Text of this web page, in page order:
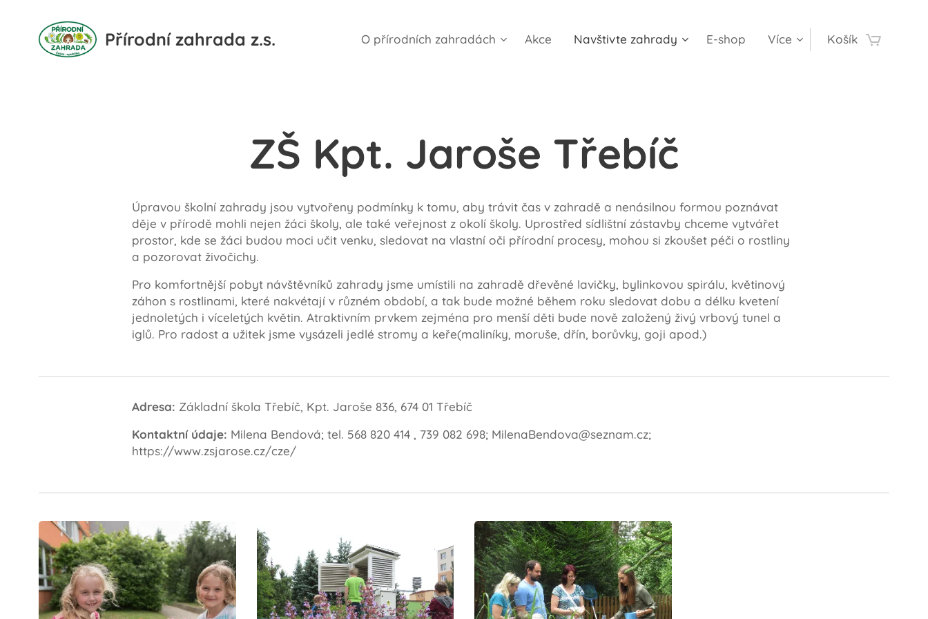
Přírodní zahrada z.s. O přírodních zahradách Akce Navštivte zahrady E-shop Více Košík
ZŠ Kpt. Jaroše Třebíč
Úpravou školní zahrady jsou vytvořeny podmínky k tomu, aby trávit čas v zahradě a nenásilnou formou poznávat
děje v přírodě mohli nejen žáci školy, ale také veřejnost z okolí školy. Uprostřed sídlištní zástavby chceme vytvářet
prostor, kde se žáci budou moci učit venku, sledovat na vlastní oči přírodní procesy, mohou si zkoušet péči o rostliny
a pozorovat živočichy.
Pro komfortnější pobyt návštěvníků zahrady jsme umístili na zahradě dřevěné lavičky, bylinkovou spirálu, květinový
záhon s rostlinami, které nakvétají v různém období, a tak bude možné během roku sledovat dobu a délku kvetení
jednoletých i víceletých květin. Atraktivním prvkem zejména pro menší děti bude nově založený živý vrbový tunel a
iglů. Pro radost a užitek jsme vysázeli jedlé stromy a keře(maliníky, moruše, dřín, borůvky, goji apod.)
Adresa: Základní škola Třebíč, Kpt. Jaroše 836, 674 01 Třebíč
Kontaktní údaje: Milena Bendová; tel. 568 820 414 , 739 082 698; MilenaBendova@seznam.cz;
https://www.zsjarose.cz/cze/